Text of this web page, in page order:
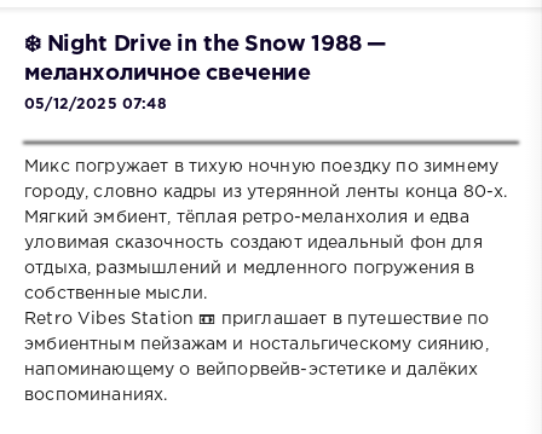
❄️ Night Drive in the Snow 1988 —
меланхоличное свечение
05/12/2025 07:48
Микс погружает в тихую ночную поездку по зимнему
городу, словно кадры из утерянной ленты конца 80-х.
Мягкий эмбиент, тёплая ретро-меланхолия и едва
уловимая сказочность создают идеальный фон для
отдыха, размышлений и медленного погружения в
собственные мысли.
Retro Vibes Station 📼 приглашает в путешествие по
эмбиентным пейзажам и ностальгическому сиянию,
напоминающему о вейпорвейв-эстетике и далёких
воспоминаниях.